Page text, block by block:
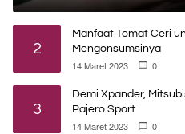
2
Manfaat Tomat Ceri
Mengonsumsinya
14 Maret 2023 0
3
Demi Xpander,
Pajero Sport
14 Maret 2023 0